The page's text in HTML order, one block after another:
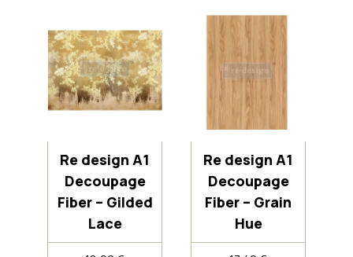
Re design A1
Decoupage
Fiber – Gilded
Lace
Re design A1
Decoupage
Fiber – Grain
Hue